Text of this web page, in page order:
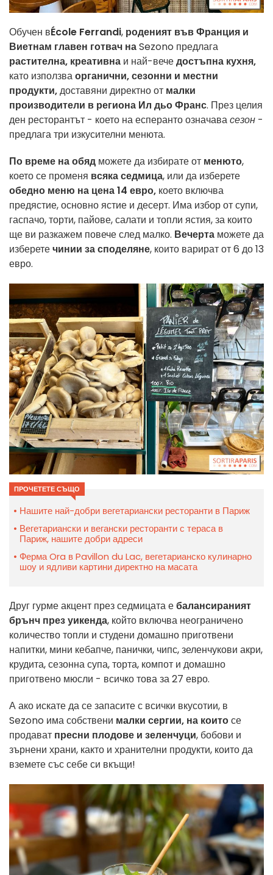
Обучен вÉcole Ferrandi, роденият във Франция и
Виетнам главен готвач наSezono предлага
растителна, креативна и най-вечедостъпна кухня,
като използваорганични, сезонни и местни
продукти,доставяни директно от малки
производители в региона Ил дьо Франс. През целия
ден ресторантът - което на есперанто означавасезон -
предлага три изкусителни менюта.
По време на обяд можете да избирате от менюто,
което се променя всяка седмица, или да изберете
обедно меню на цена 14 евро, което включва
предястие, основно ястие и десерт. Има избор от супи,
гаспачо, торти, пайове, салати и топли ястия, за които
ще ви разкажем повече след малко. Вечерта можете да
изберетечинии за споделяне, които варират от 6 до 13
евро.
ПРОЧЕТЕТЕ СЪЩО
Нашите най-добри вегетариански ресторанти в Париж
Вегетариански и вегански ресторанти с тераса в
Париж, нашите добри адреси
Ферма Ora в Pavillon du Lac, вегетарианско кулинарно
шоу и ядливи картини директно на масата
Друг гурме акцент през седмицата ебалансираният
брънч през уикенда, който включва неограничено
количество топли и студени домашно приготвени
напитки, мини кебапче, панички, чипс, зеленчукови акри,
крудита, сезонна супа, торта, компот и домашно
приготвено мюсли - всичко това за 27 евро.
А ако искате да се запасите с всички вкусотии, в
Sezono има собствени малки сергии, на коитосе
продават пресни плодове и зеленчуци, бобови и
зърнени храни, както и хранителни продукти, които да
вземете със себе си вкъщи!